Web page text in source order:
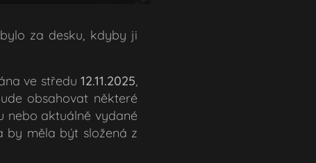
za desku, kdyby ji
ve středu12.11.2025
obsahovat některé
nebo aktuálně vydané
by měla být složená z